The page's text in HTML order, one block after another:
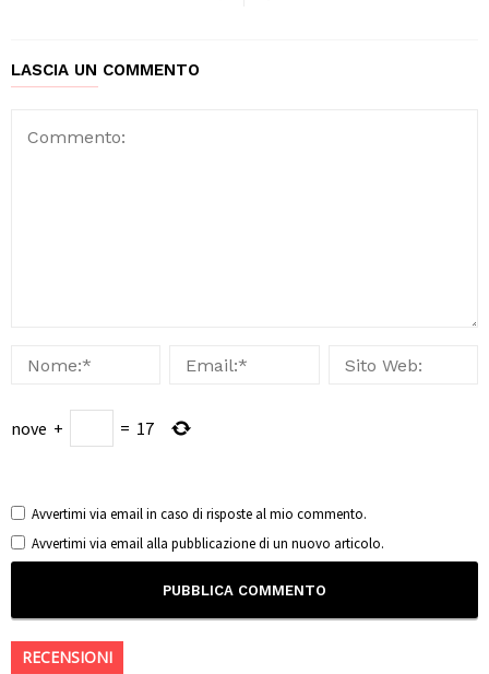
LASCIA UN COMMENTO
nove + = 17
Avvertimi via email in caso di risposte al mio commento.
Avvertimi via email alla pubblicazione di un nuovo articolo.
RECENSIONI